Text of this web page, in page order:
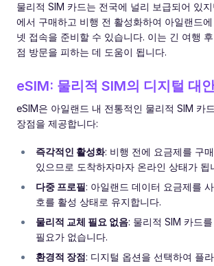
물리적 SIM 카드는 전국에 널리 보급되어 있
에서 구매하고 비행 전 활성화하여 아일랜드
넷 접속을 준비할 수 있습니다. 이는 긴 여행
점 방문을 피하는 데 도움이 됩니다.
eSIM: 물리적 SIM의 디지털 대
eSIM은 아일랜드 내 전통적인 물리적 SIM 카
장점을 제공합니다:
즉각적인 활성화: 비행 전에 요금제를 구
있으므로 도착하자마자 온라인 상태가 됩
다중 프로필: 아일랜드 데이터 요금제를
호를 활성 상태로 유지합니다.
물리적 교체 필요 없음: 물리적 SIM 카드
필요가 없습니다.
환경적 장점: 디지털 옵션을 선택하여 플